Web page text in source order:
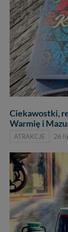
Ciekawostki,
Warmię i
ATRAKCJE 26